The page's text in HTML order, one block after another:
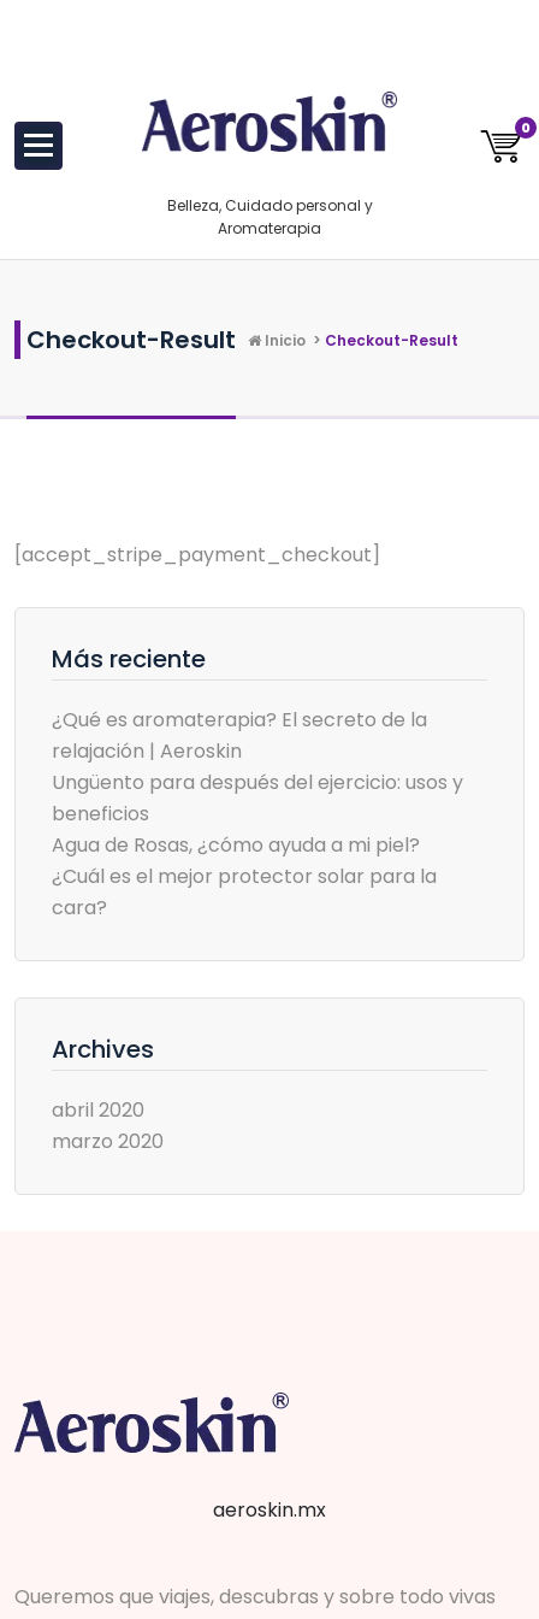
Belleza, Cuidado personal y
Aromaterapia
0
Checkout-Result Inicio > Checkout-Result
[accept_stripe_payment_checkout]
Más reciente
¿Qué es aromaterapia? El secreto de la
relajación | Aeroskin
Ungüento para después del ejercicio: usos y
beneficios
Agua de Rosas, ¿cómo ayuda a mi piel?
¿Cuál es el mejor protector solar para la
cara?
Archives
abril 2020
marzo 2020
aeroskin.mx
Queremos que viajes, descubras y sobre todo vivas